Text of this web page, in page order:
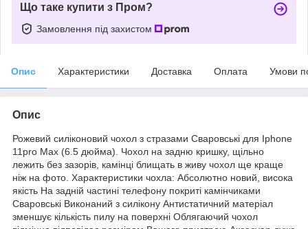
Що таке купити з Пром?
Замовлення під захистом
Опис Характеристики Доставка Оплата Умови
Опис
Рожевий силіконовий чохол з стразами Сваровські для Iphone
11pro Max (6.5 дюйма). Чохол на задню кришку, щільно
лежить без зазорів, камінці блищать в живу чохол ще краще
ніж на фото. Характеристики чохла: Абсолютно новий, висока
якість На задній частині телефону покриті камінчиками
Сваровські Виконаний з силікону Антистатичний матеріал
зменшує кількість пилу на поверхні Облягаючий чохол